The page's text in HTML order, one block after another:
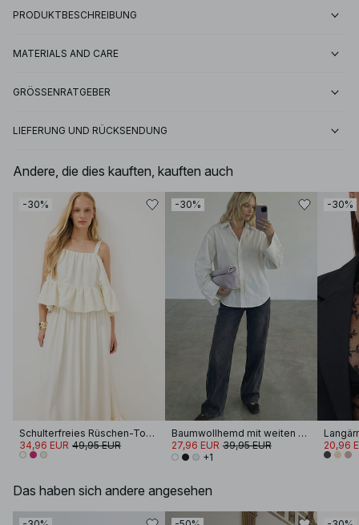
PRODUKTBESCHREIBUNG
MATERIALS AND CARE
GRÖSSENRATGEBER
LIEFERUNG UND RÜCKSENDUNG
Andere, die dies kauften, kauften auch
-30%
Schulterfreies Rüschen-Top mit Schnürung
34,96 EUR 49,95 EUR
-30%
Baumwollhemd mit weiten Ärmeln
27,96 EUR 39,95 EUR
+1
-30%
20,96
Das haben sich andere angesehen